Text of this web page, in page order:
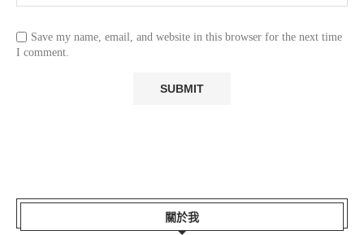
Save my name, email, and website in this browser for the next time
I comment.
關於我